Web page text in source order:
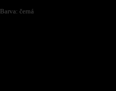
Barva: černá